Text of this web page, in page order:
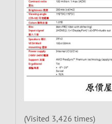
(Visited 3,426 times)